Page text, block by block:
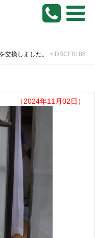
交換しました。 > DSCF8186
（2024年11月02日）